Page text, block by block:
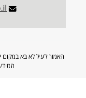
האמור לעיל לא בא במקום